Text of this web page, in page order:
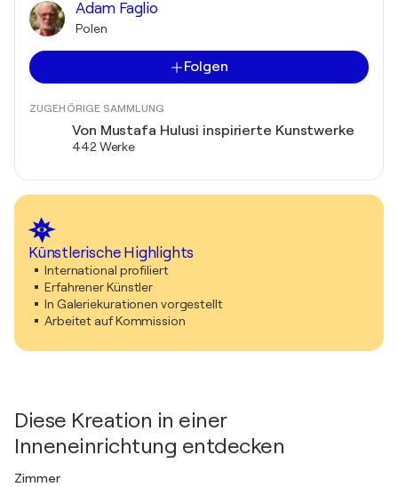
Adam Faglio
Polen
Folgen
ZUGEHÖRIGE SAMMLUNG
Von Mustafa Hulusi inspirierte Kunstwerke
442 Werke
Künstlerische Highlights
International profiliert
Erfahrener Künstler
In Galeriekurationen vorgestellt
Arbeitet auf Kommission
Diese Kreation in einer
Inneneinrichtung entdecken
Zimmer